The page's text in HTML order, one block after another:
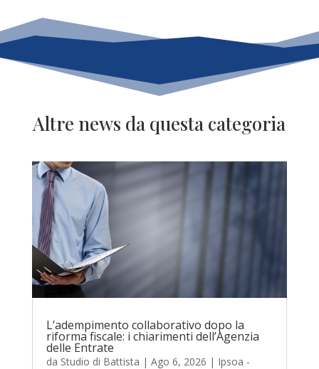
Altre news da questa categoria
L’adempimento collaborativo dopo la
riforma fiscale: i chiarimenti dell’Agenzia
delle Entrate
da Studio di Battista | Ago 6, 2026 | Ipsoa -